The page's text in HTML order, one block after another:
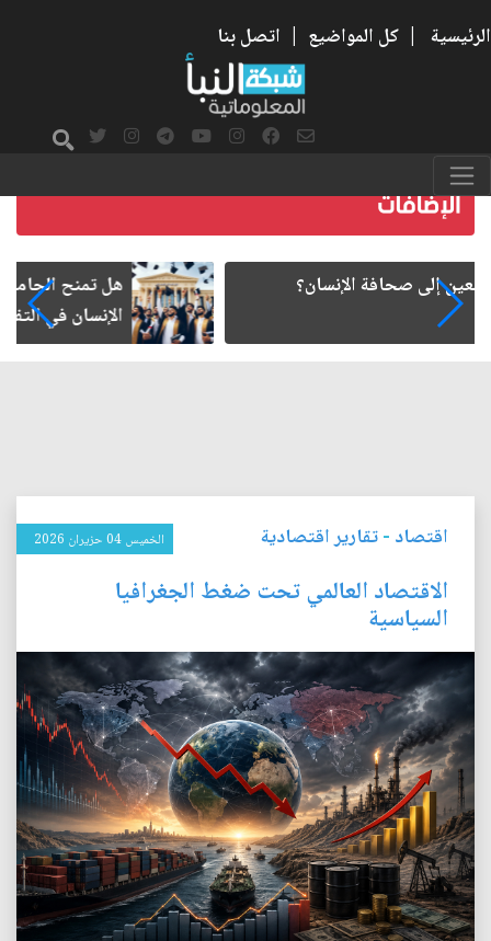
الرئيسية | كل المواضيع | اتصل بنا
هل تمنح الجامعة شهادة... أم تعيد تشكيل طريقة
اقتصاد -تقارير اقتصادية الخميس 04 حزيران 2026
الاقتصاد العالمي تحت ضغط الجغرافيا
السياسية